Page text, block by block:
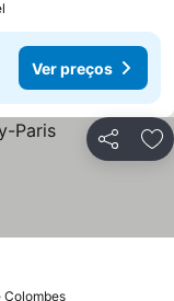
Ver preços
Partilhar
Colombes